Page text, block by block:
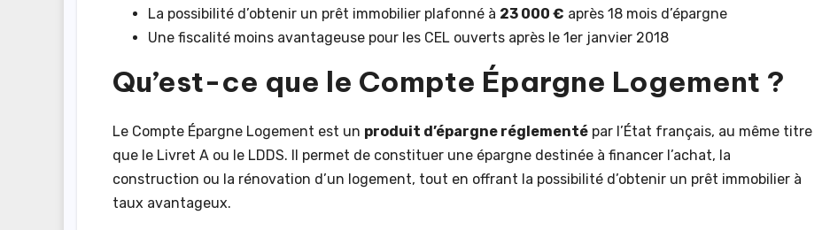
La possibilité d’obtenir un prêt immobilier plafonné à 23 000 € après 18 mois d’épargne
Une fiscalité moins avantageuse pour les CEL ouverts après le 1er janvier 2018
Qu’est-ce que le Compte Épargne Logement ?
Le Compte Épargne Logement est un produit d’épargne réglementé par l’État français, au même titre
que le Livret A ou le LDDS. Il permet de constituer une épargne destinée à financer l’achat, la
construction ou la rénovation d’un logement, tout en offrant la possibilité d’obtenir un prêt immobilier à
taux avantageux.